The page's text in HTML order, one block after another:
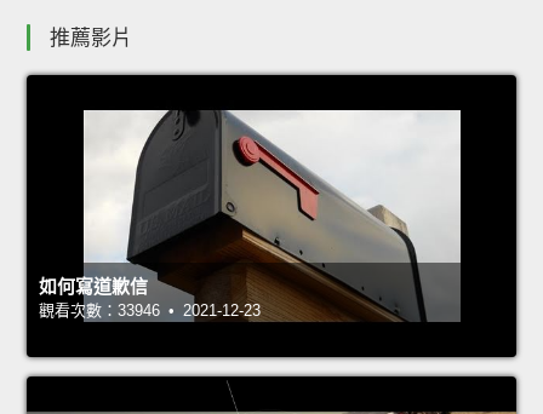
推薦影片
如何寫道歉信
觀看次數：33946 • 2021-12-23